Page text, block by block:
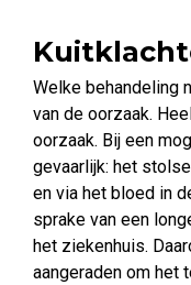
Welke behandeling
van de oorzaak.
oorzaak. Bij een
gevaarlijk: het
en via het bloed in
sprake van een
het ziekenhuis.
aangeraden om het